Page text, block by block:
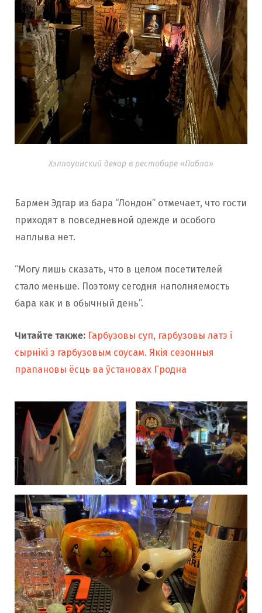
Хэллоуинский декор в рестобаре «Пабло»
Бармен Эдгар из бара “Лондон” отмечает, что гости
приходят в повседневной одежде и особого
наплыва нет.
“Могу лишь сказать, что в целом посетителей
стало меньше. Поэтому сегодня наполняемость
бара как и в обычный день”.
Читайте также: Гарбузовы суп, гарбузовы латэ і
сырнікі з гарбузовым соусам. Якія сезонныя
прапановы ёсць ва ўстановах Гродна